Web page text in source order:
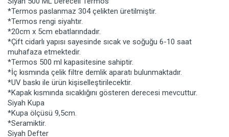
*Termos paslanmaz 304 çelikten üretilmiştir.
*Termos rengi siyahtır.
*20cm x 5cm ebatlarındadır.
*Çift cidarlı yapısı sayesinde sıcak ve soğuğu 6-10 saat
muhafaza etmektedir.
*Termos 500 ml kapasitesine sahiptir.
*İç kısmında çelik filtre demlik aparatı bulunmaktadır.
*UV baskı ile ürün kişiselleştirilecektir.
*Kapak kısmında sıcaklığını gösteren derecesi mevcuttur.
Siyah Kupa
*Kupa ölçüsü 9,5cm.
*Seramiktir.
Siyah Defter